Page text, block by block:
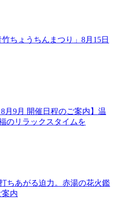
ちょうちんまつり」8月15日
月9月 開催日程のご案内】温
のリラックスタイムを
ちあがる迫力。赤湯の花火鑑
案内